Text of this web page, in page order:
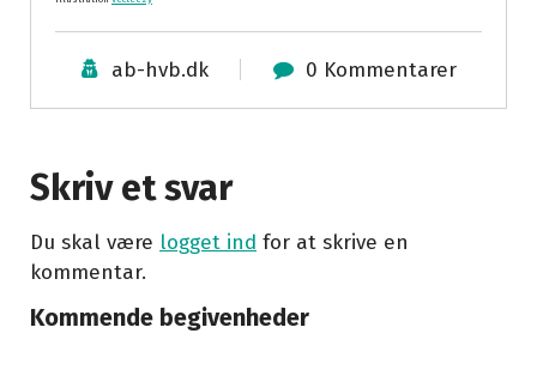
ab-hvb.dk 0 Kommentarer
Skriv et svar
Du skal være logget ind for at skrive en
kommentar.
Kommende begivenheder